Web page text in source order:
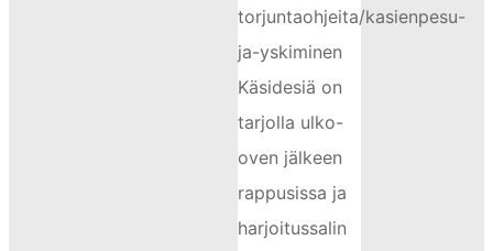
torjuntaohjeita/kasienpesu-
ja-yskiminen
Käsidesiä on
tarjolla ulko-
oven jälkeen
rappusissa ja
harjoitussalin